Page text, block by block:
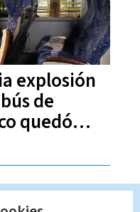
explosión
de
quedó